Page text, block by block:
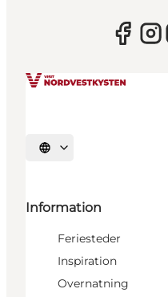
Vælg sprog
Information
Feriesteder
Inspiration
Overnatning